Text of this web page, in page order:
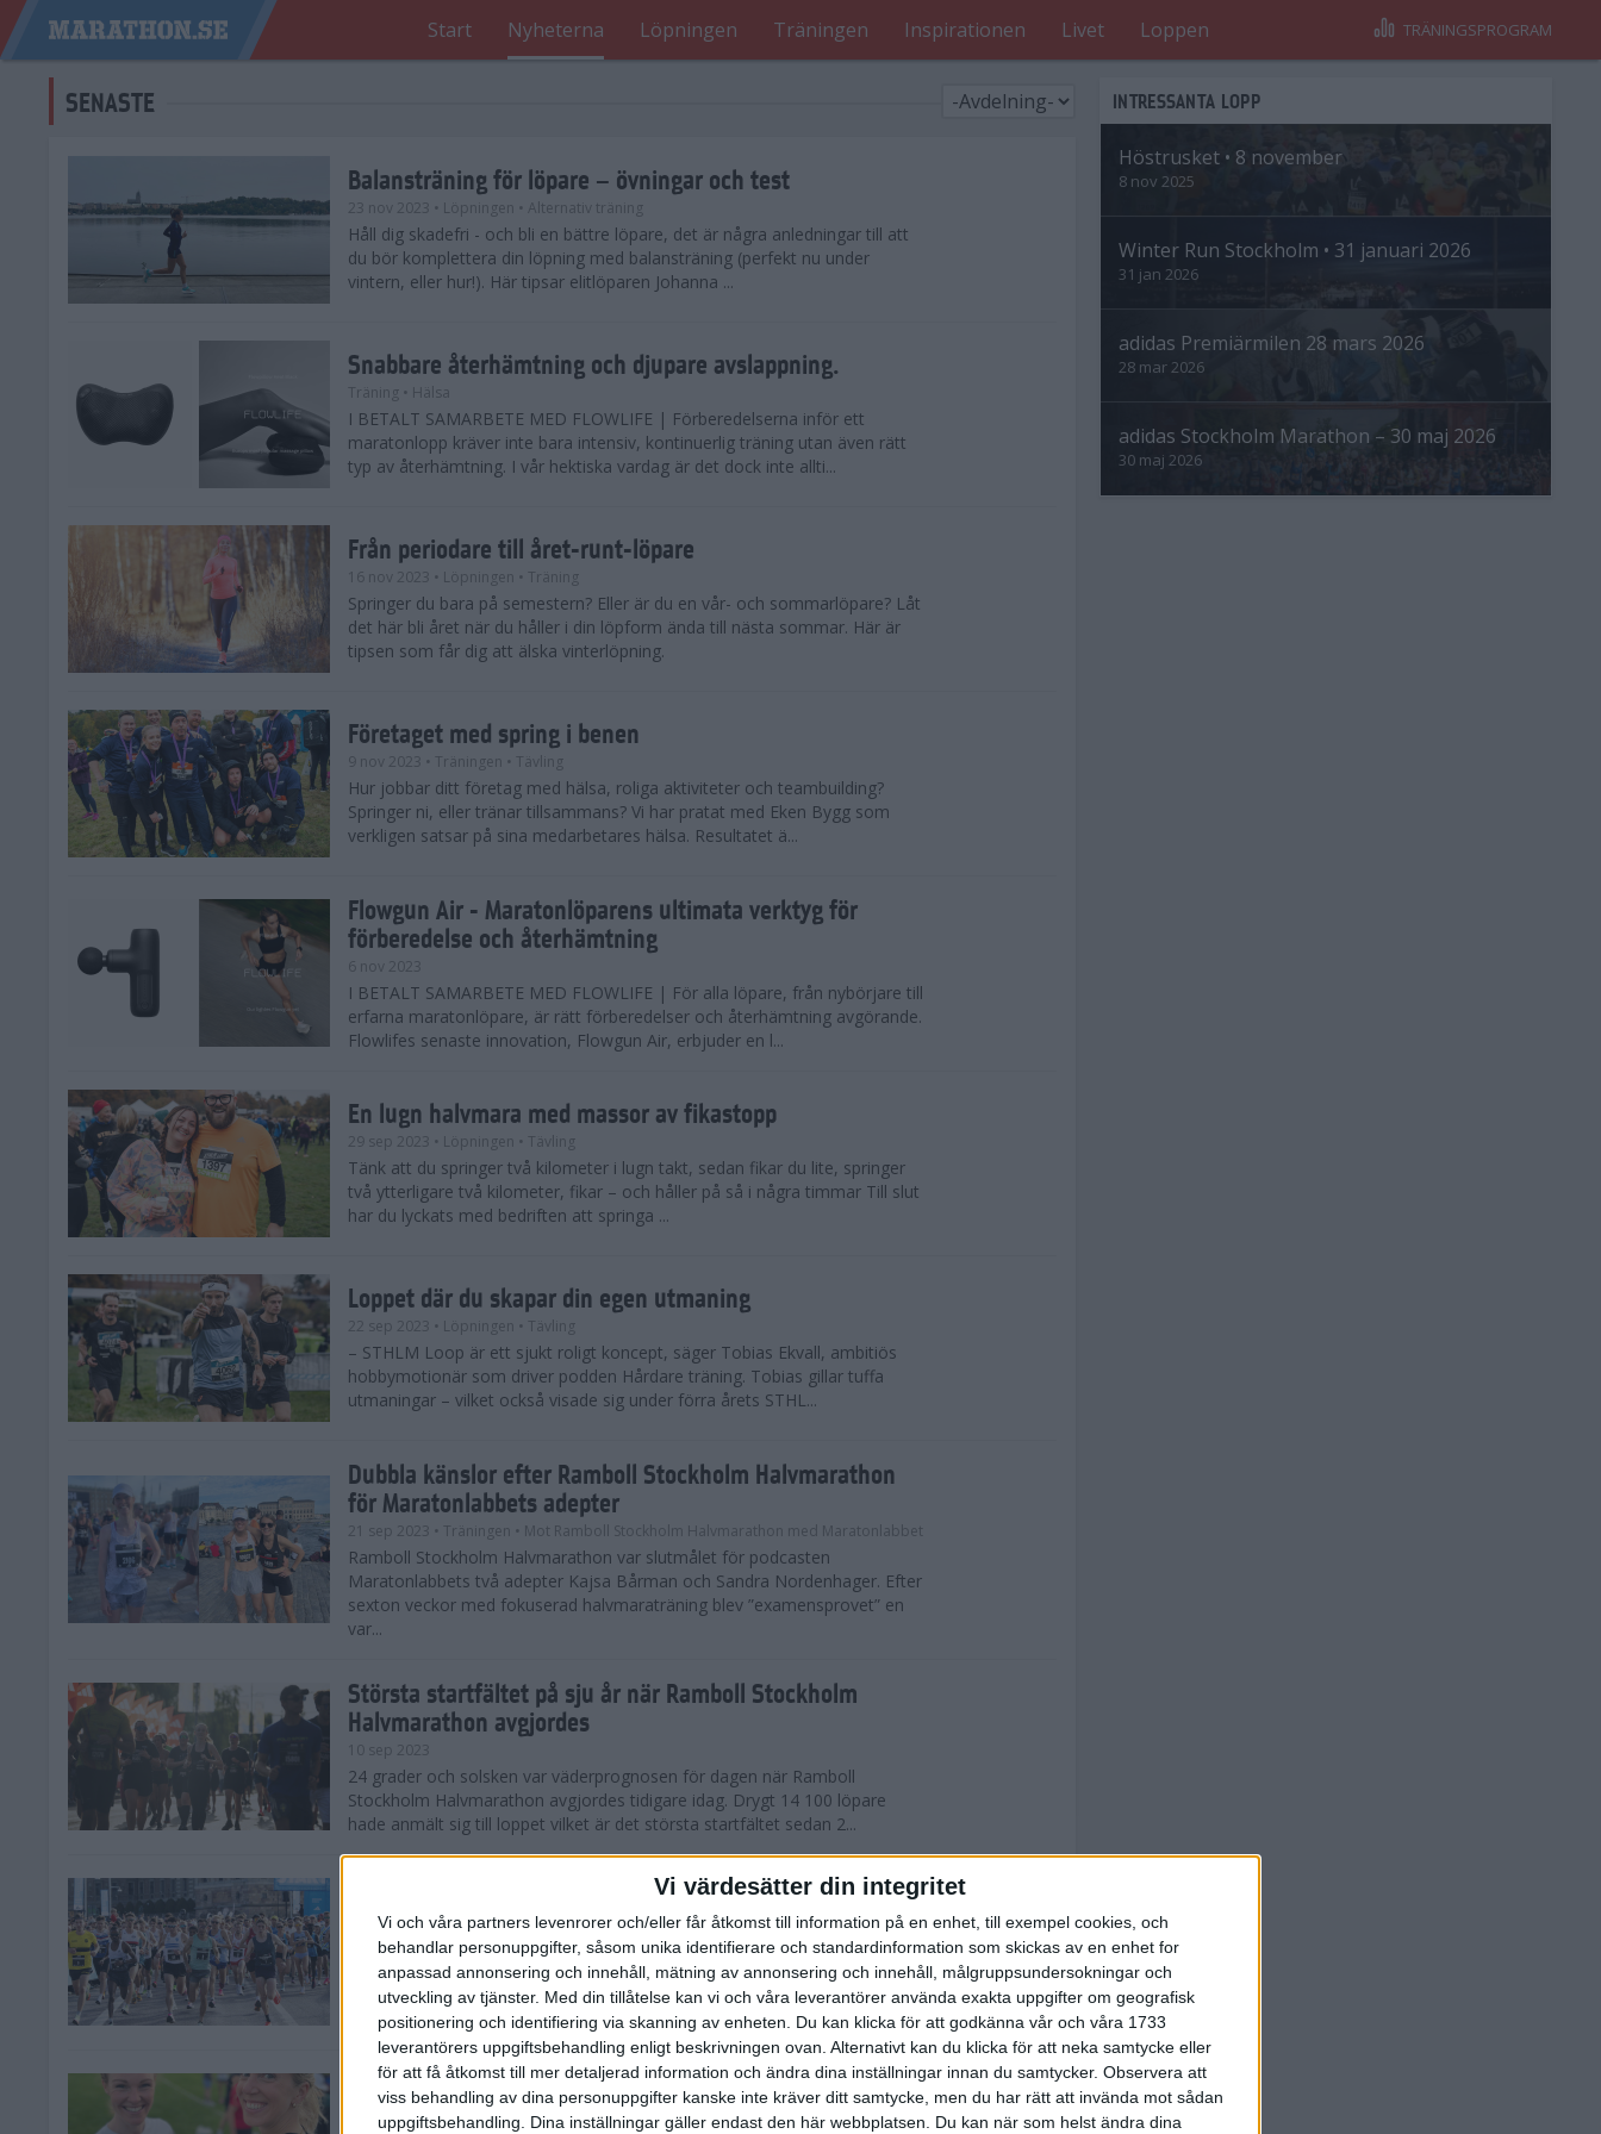
Vi värdesätter din integritet
Vi och våra partners levenrorer och/eller får åtkomst till information på en enhet, till exempel cookies, och
behandlar personuppgifter, såsom unika identifierare och standardinformation som skickas av en enhet for
anpassad annonsering och innehåll, mätning av annonsering och innehåll, målgruppsundersokningar och
utveckling av tjänster. Med din tillåtelse kan vi och våra leverantörer använda exakta uppgifter om geografisk
positionering och identifiering via skanning av enheten. Du kan klicka för att godkänna vår och våra 1733
leverantörers uppgiftsbehandling enligt beskrivningen ovan. Alternativt kan du klicka för att neka samtycke eller
för att få åtkomst till mer detaljerad information och ändra dina inställningar innan du samtycker. Observera att
viss behandling av dina personuppgifter kanske inte kräver ditt samtycke, men du har rätt att invända mot sådan
uppgiftsbehandling. Dina inställningar gäller endast den här webbplatsen. Du kan när som helst ändra dina
Start Nyheterna Löpningen Träningen Inspirationen Livet Loppen TRÄNINGSPROGRAM
SENASTE
Balansträning för löpare – övningar och test
23 nov 2023 • Löpningen • Alternativ träning
Håll dig skadefri - och bli en bättre löpare, det är några anledningar till att
du bör komplettera din löpning med balansträning (perfekt nu under
vintern, eller hur!). Här tipsar elitlöparen Johanna ...
Snabbare återhämtning och djupare avslappning.
Träning • Hälsa
I BETALT SAMARBETE MED FLOWLIFE | Förberedelserna inför ett
maratonlopp kräver inte bara intensiv, kontinuerlig träning utan även rätt
typ av återhämtning. I vår hektiska vardag är det dock inte allti...
Från periodare till året-runt-löpare
16 nov 2023 • Löpningen • Träning
Springer du bara på semestern? Eller är du en vår- och sommarlöpare? Låt
det här bli året när du håller i din löpform ända till nästa sommar. Här är
tipsen som får dig att älska vinterlöpning.
Företaget med spring i benen
9 nov 2023 • Träningen • Tävling
Hur jobbar ditt företag med hälsa, roliga aktiviteter och teambuilding?
Springer ni, eller tränar tillsammans? Vi har pratat med Eken Bygg som
verkligen satsar på sina medarbetares hälsa. Resultatet ä...
Flowgun Air - Maratonlöparens ultimata verktyg för
förberedelse och återhämtning
6 nov 2023
I BETALT SAMARBETE MED FLOWLIFE | För alla löpare, från nybörjare till
erfarna maratonlöpare, är rätt förberedelser och återhämtning avgörande.
Flowlifes senaste innovation, Flowgun Air, erbjuder en l...
En lugn halvmara med massor av fikastopp
29 sep 2023 • Löpningen • Tävling
Tänk att du springer två kilometer i lugn takt, sedan fikar du lite, springer
två ytterligare två kilometer, fikar – och håller på så i några timmar Till slut
har du lyckats med bedriften att springa ...
Loppet där du skapar din egen utmaning
22 sep 2023 • Löpningen • Tävling
– STHLM Loop är ett sjukt roligt koncept, säger Tobias Ekvall, ambitiös
hobbymotionär som driver podden Hårdare träning. Tobias gillar tuffa
utmaningar – vilket också visade sig under förra årets STHL...
Dubbla känslor efter Ramboll Stockholm Halvmarathon
för Maratonlabbets adepter
21 sep 2023 • Träningen • Mot Ramboll Stockholm Halvmarathon med Maratonlabbet
Ramboll Stockholm Halvmarathon var slutmålet för podcasten
Maratonlabbets två adepter Kajsa Bårman och Sandra Nordenhager. Efter
sexton veckor med fokuserad halvmaraträning blev ”examensprovet” en
var...
Största startfältet på sju år när Ramboll Stockholm
Halvmarathon avgjordes
10 sep 2023
24 grader och solsken var väderprognosen för dagen när Ramboll
Stockholm Halvmarathon avgjordes tidigare idag. Drygt 14 100 löpare
hade anmält sig till loppet vilket är det största startfältet sedan 2...
Nytt banrekord signerat Diego Estrada när Ramboll
Stockholm Halvmarathon avgjordes
10 sep 2023
Det var ett varmt Stockholm som välkomnade löparna i årets Ramboll
Stockholm Halvmarathon, men trots värmen så levererade eliten riktigt
fina tider. På herrsidan tog amerikanen Diego Estrada ledningen...
Kajsa och Sandra redo för Ramboll Stockholm
Halvmarathon
INTRESSANTA LOPP
Höstrusket • 8 november
8 nov 2025
Winter Run Stockholm • 31 januari 2026
31 jan 2026
adidas Premiärmilen 28 mars 2026
28 mar 2026
adidas Stockholm Marathon – 30 maj 2026
30 maj 2026